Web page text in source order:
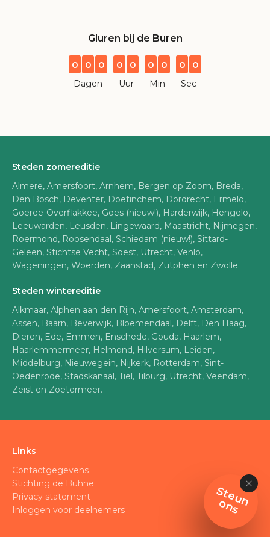
Gluren bij de Buren
0 0 0
Dagen
0 0
Uur
0 0
Min
0 0
Sec
Steden zomereditie
Almere, Amersfoort, Arnhem, Bergen op Zoom, Breda,
Den Bosch, Deventer, Doetinchem, Dordrecht, Ermelo,
Goeree-Overflakkee, Goes (nieuw!), Harderwijk, Hengelo,
Leeuwarden, Leusden, Lingewaard, Maastricht, Nijmegen,
Roermond, Roosendaal, Schiedam (nieuw!), Sittard-
Geleen, Stichtse Vecht, Soest, Utrecht, Venlo,
Wageningen, Woerden, Zaanstad, Zutphen en Zwolle.
Steden wintereditie
Alkmaar, Alphen aan den Rijn, Amersfoort, Amsterdam,
Assen, Baarn, Beverwijk, Bloemendaal, Delft, Den Haag,
Dieren, Ede, Emmen, Enschede, Gouda, Haarlem,
Haarlemmermeer, Helmond, Hilversum, Leiden,
Middelburg, Nieuwegein, Nijkerk, Rotterdam, Sint-
Oedenrode, Stadskanaal, Tiel, Tilburg, Utrecht, Veendam,
Zeist en Zoetermeer.
Links
Contactgegevens
Stichting de Bühne
Privacy statement
Inloggen voor deelnemers
S
t
e
u
n
o
n
s